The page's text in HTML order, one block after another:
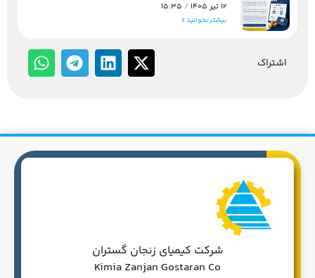
اشتراک
12 تیر 1405
بیشتر بخوانید »
شرکت کیمیای زنجان گستران
Kimia Zanjan Gostaran Co